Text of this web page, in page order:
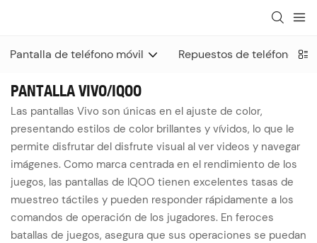
Pantalla de teléfono móvil Repuestos de teléfonos
PANTALLA VIVO/IQOO
Las pantallas Vivo son únicas en el ajuste de color,
presentando estilos de color brillantes y vívidos, lo que le
permite disfrutar del disfrute visual al ver videos y navegar
imágenes. Como marca centrada en el rendimiento de los
juegos, las pantallas de IQOO tienen excelentes tasas de
muestreo táctiles y pueden responder rápidamente a los
comandos de operación de los jugadores. En feroces
batallas de juegos, asegura que sus operaciones se puedan